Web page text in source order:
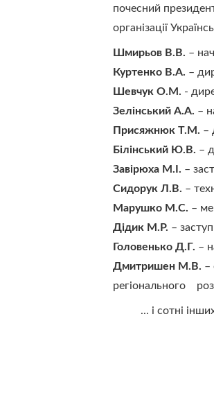
почесний
організації
Шмирьов В.В. –
Куртенко В.А. –
Шевчук О.М. -
Зелінський А.А. –
Присяжнюк Т.М. –
Білінський Ю.В. –
Завірюха М.І. –
Сидорук Л.В. –
Марушко М.С. –
Дідик М.Р. –
Головенько Д.Г. –
Дмитришен М.В. –
регіонального
... і